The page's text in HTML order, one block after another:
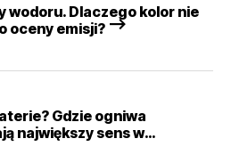
wodoru. Dlaczego kolor nie
oceny emisji? –>
Gdzie ogniwa
największy sens w